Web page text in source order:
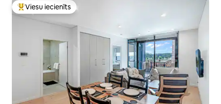
Populārs viesu iecienīts mājoklis
Viesu iecienīts